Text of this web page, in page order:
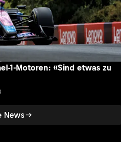
News
1-Motoren: «Sind etwas zu